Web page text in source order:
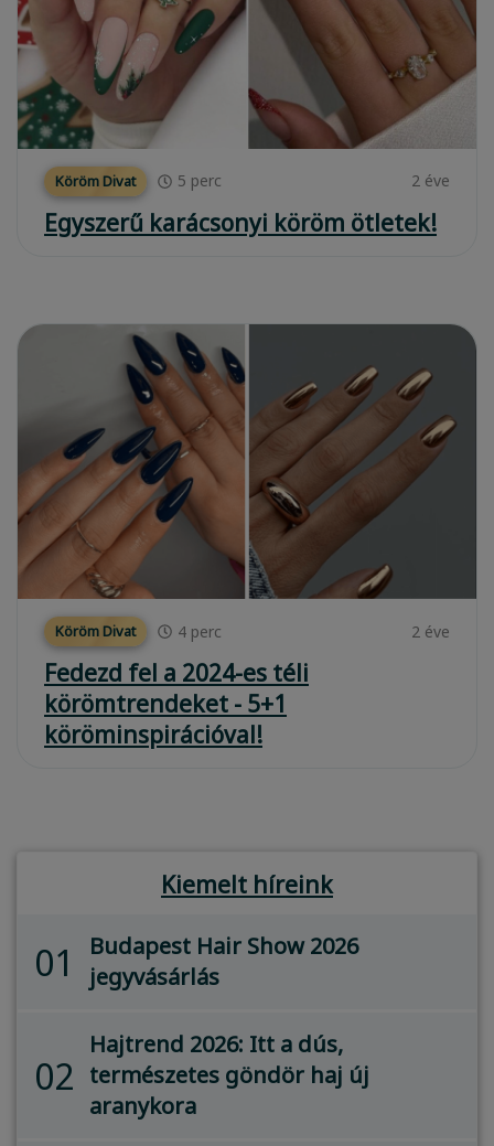
Köröm Divat 5 perc 2 éve
Egyszerű karácsonyi köröm ötletek!
Köröm Divat 4 perc 2 éve
Fedezd fel a 2024-es téli
körömtrendeket - 5+1
köröminspirációval!
Kiemelt híreink
01
Budapest Hair Show 2026
jegyvásárlás
02
Hajtrend 2026: Itt a dús,
természetes göndör haj új
aranykora